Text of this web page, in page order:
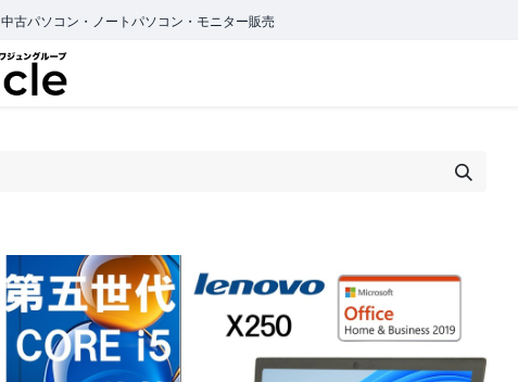
中古パソコン・ノートパソコン・モニター販売